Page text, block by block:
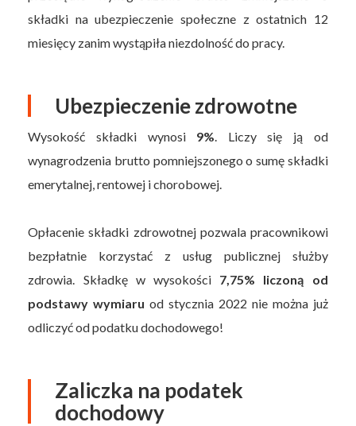
składki na ubezpieczenie społeczne z ostatnich 12
miesięcy zanim wystąpiła niezdolność do pracy.
Ubezpieczenie zdrowotne
Wysokość składki wynosi 9% . Liczy się ją od
wynagrodzenia brutto pomniejszonego o sumę składki
emerytalnej, rentowej i chorobowej.
Opłacenie składki zdrowotnej pozwala pracownikowi
bezpłatnie korzystać z usług publicznej służby
zdrowia. Składkę w wysokości 7,75% liczoną od
podstawy wymiaru od stycznia 2022 nie można już
odliczyć od podatku dochodowego!
Zaliczka na podatek
dochodowy